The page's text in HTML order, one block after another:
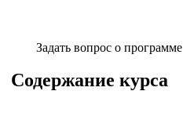
Задать вопрос о программе
Содержание курса